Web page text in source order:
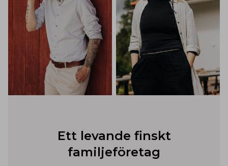
Ett levande finskt
familjeföretag